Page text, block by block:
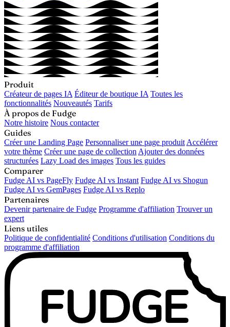
Produit
Créateur de pages IA Éditeur de boutique IA Toutes les
fonctionnalités Nouveautés Tarifs
À propos de Fudge
Notre histoire Nous contacter
Guides
Créer une Landing Page Personnaliser une page produit Accélérer
votre thème Créer une page de collection Ajouter des données
structurées Lazy Load des images Tous les guides
Comparer
Fudge AI vs PageFly Fudge AI vs Instant Fudge AI vs Shogun
Fudge AI vs GemPages Fudge AI vs Replo
Partenaires
Devenir partenaire de Fudge Programme d'affiliation Trouver un
expert
Liens utiles
Politique de confidentialité Conditions d'utilisation Conditions du
programme d'affiliation